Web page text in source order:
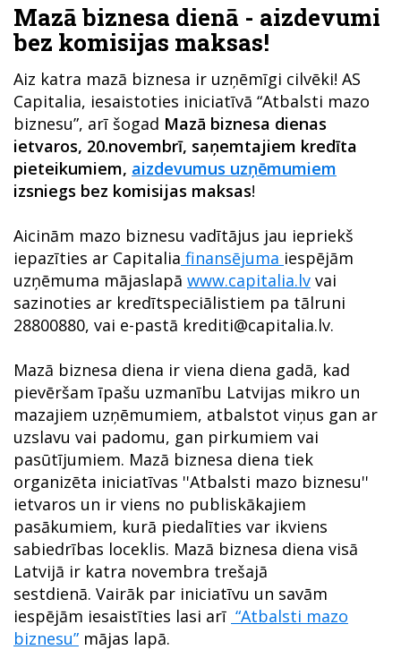
Mazā biznesa dienā - aizdevumi
bez komisijas maksas!
Aiz katra mazā biznesa ir uzņēmīgi cilvēki! AS
Capitalia, iesaistoties iniciatīvā “Atbalsti mazo
biznesu”, arī šogad Mazā biznesa dienas
ietvaros, 20.novembrī, saņemtajiem kredīta
pieteikumiem, aizdevumus uzņēmumiem
izsniegs bez komisijas maksas!
Aicinām mazo biznesu vadītājus jau iepriekš
iepazīties ar Capitalia finansējuma iespējām
uzņēmuma mājaslapā www.capitalia.lv vai
sazinoties ar kredītspeciālistiem pa tālruni
28800880, vai e-pastā krediti@capitalia.lv.
Mazā biznesa diena ir viena diena gadā, kad
pievēršam īpašu uzmanību Latvijas mikro un
mazajiem uzņēmumiem, atbalstot viņus gan ar
uzslavu vai padomu, gan pirkumiem vai
pasūtījumiem. Mazā biznesa diena tiek
organizēta iniciatīvas ''Atbalsti mazo biznesu''
ietvaros un ir viens no publiskākajiem
pasākumiem, kurā piedalīties var ikviens
sabiedrības loceklis. Mazā biznesa diena visā
Latvijā ir katra novembra trešajā
sestdienā. Vairāk par iniciatīvu un savām
iespējām iesaistīties lasi arī “Atbalsti mazo
biznesu” mājas lapā.